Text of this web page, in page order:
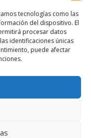
tecnologías como las
del dispositivo. El
procesar datos
identificaciones únicas
puede afectar